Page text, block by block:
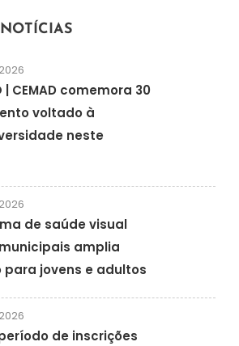
| CEMAD comemora 30
voltado à
neste
de saúde visual
amplia
jovens e adultos
de inscrições